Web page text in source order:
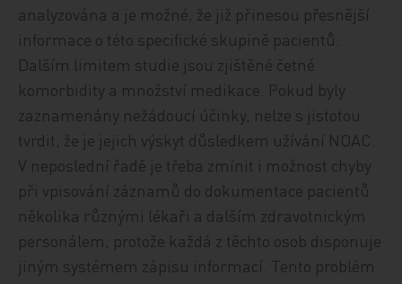
analyzována a je možné, že již přinesou přesnější
informace o této specifické skupině pacientů.
Dalším limitem studie jsou zjištěné četné
komorbidity a množství medikace. Pokud byly
zaznamenány nežádoucí účinky, nelze s jistotou
tvrdit, že je jejich výskyt důsledkem užívání NOAC.
V neposlední řadě je třeba zmínit i možnost chyby
při vpisování záznamů do dokumentace pacientů
několika různými lékaři a dalším zdravotnickým
personálem, protože každá z těchto osob disponuje
jiným systémem zápisu informací. Tento problém